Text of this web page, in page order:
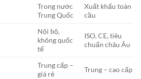
Trong nước
Trung Quốc
Xuất khẩu toàn
cầu
Nội bộ,
không quốc
tế
ISO, CE, tiêu
chuẩn châu Âu
Trung cấp –
giá rẻ
Trung – cao cấp